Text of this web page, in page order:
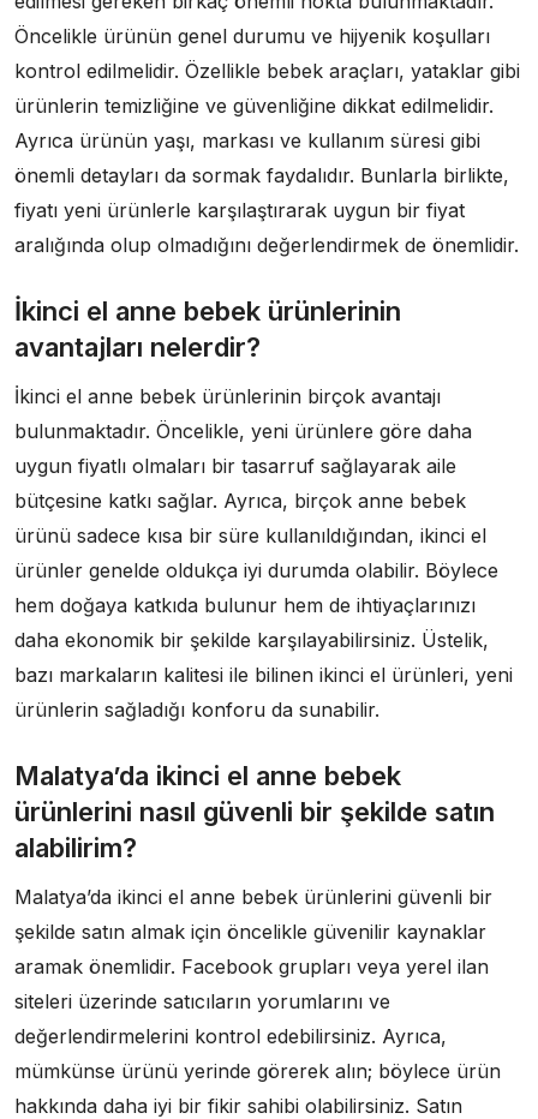
Öncelikle ürünün genel durumu ve hijyenik koşulları
kontrol edilmelidir. Özellikle bebek araçları, yataklar gibi
ürünlerin temizliğine ve güvenliğine dikkat edilmelidir.
Ayrıca ürünün yaşı, markası ve kullanım süresi gibi
önemli detayları da sormak faydalıdır. Bunlarla birlikte,
fiyatı yeni ürünlerle karşılaştırarak uygun bir fiyat
aralığında olup olmadığını değerlendirmek de önemlidir.
İkinci el anne bebek ürünlerinin
avantajları nelerdir?
İkinci el anne bebek ürünlerinin birçok avantajı
bulunmaktadır. Öncelikle, yeni ürünlere göre daha
uygun fiyatlı olmaları bir tasarruf sağlayarak aile
bütçesine katkı sağlar. Ayrıca, birçok anne bebek
ürünü sadece kısa bir süre kullanıldığından, ikinci el
ürünler genelde oldukça iyi durumda olabilir. Böylece
hem doğaya katkıda bulunur hem de ihtiyaçlarınızı
daha ekonomik bir şekilde karşılayabilirsiniz. Üstelik,
bazı markaların kalitesi ile bilinen ikinci el ürünleri, yeni
ürünlerin sağladığı konforu da sunabilir.
Malatya’da ikinci el anne bebek
ürünlerini nasıl güvenli bir şekilde satın
alabilirim?
Malatya’da ikinci el anne bebek ürünlerini güvenli bir
şekilde satın almak için öncelikle güvenilir kaynaklar
aramak önemlidir. Facebook grupları veya yerel ilan
siteleri üzerinde satıcıların yorumlarını ve
değerlendirmelerini kontrol edebilirsiniz. Ayrıca,
mümkünse ürünü yerinde görerek alın; böylece ürün
hakkında daha iyi bir fikir sahibi olabilirsiniz. Satın